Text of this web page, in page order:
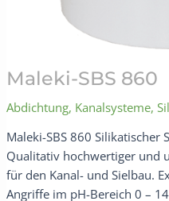
Maleki-SBS 860
Abdichtung, Kanalsysteme,
Maleki-SBS 860 Silikatischer
Qualitativ hochwertiger und
für den Kanal- und Sielbau.
Angriffe im pH-Bereich 0 –